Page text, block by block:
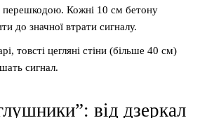
перешкодою. Кожні 10 см бетону
до значної втрати сигналу.
товсті цегляні стіни (більше 40 см)
сигнал.
від дзеркал